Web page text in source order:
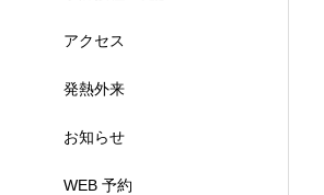
アクセス
発熱外来
お知らせ
WEB 予約